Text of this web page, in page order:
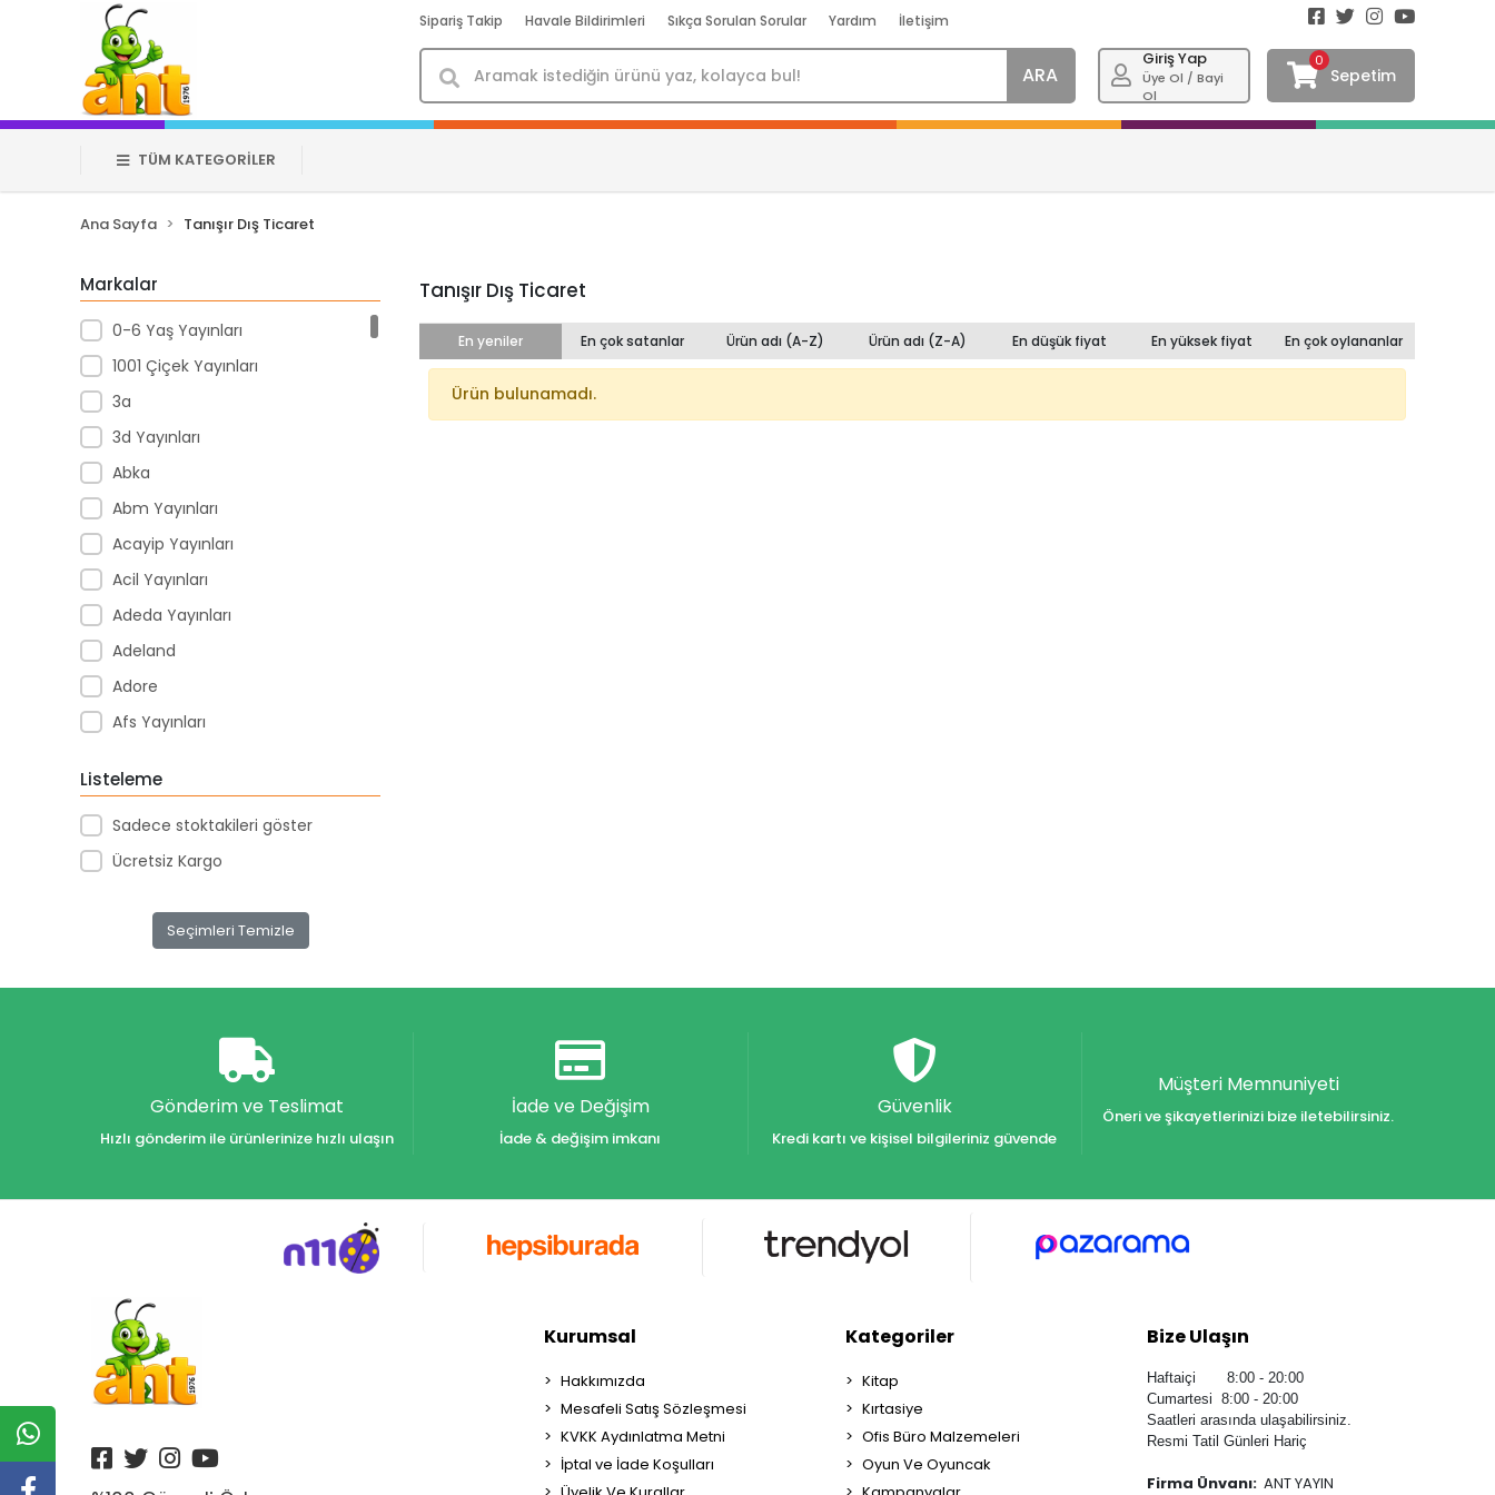
Sipariş Takip Havale Bildirimleri Sıkça Sorulan Sorular Yardım İletişim
ARA
Giriş Yap
Üye Ol / Bayi
Ol
0
Sepetim
TÜM KATEGORİLER
Ana Sayfa Tanışır Dış Ticaret
Markalar
0-6 Yaş Yayınları
1001 Çiçek Yayınları
3a
3d Yayınları
Abka
Abm Yayınları
Acayip Yayınları
Acil Yayınları
Adeda Yayınları
Adeland
Adore
Afs Yayınları
Agt
Aıhao
Akademi Denizi Yayınları
Akçağ Yayınları
Alfa Yayınları
Alfabe Yayınları
Altın Karma Yayınları
Altın Kitaplar Yayınevi
Altın Kitaplar Yayınları
Altınyıldız
Listeleme
Sadece stoktakileri göster
Ücretsiz Kargo
Seçimleri Temizle
Tanışır Dış Ticaret
En yeniler En çok satanlar Ürün adı (A-Z) Ürün adı (Z-A) En düşük fiyat En yüksek fiyat En çok oylananlar
Ürün bulunamadı.
Gönderim ve Teslimat
Hızlı gönderim ile ürünlerinize hızlı ulaşın
İade ve Değişim
İade & değişim imkanı
Güvenlik
Kredi kartı ve kişisel bilgileriniz güvende
Müşteri Memnuniyeti
Öneri ve şikayetlerinizi bize iletebilirsiniz.
Kurumsal
Hakkımızda
Mesafeli Satış Sözleşmesi
KVKK Aydınlatma Metni
İptal ve İade Koşulları
Kategoriler
Kitap
Kırtasiye
Ofis Büro Malzemeleri
Oyun Ve Oyuncak
Bize Ulaşın
Haftaiçi 8:00 - 20:00
Cumartesi 8:00 - 20:00
Saatleri arasında ulaşabilirsiniz.
Resmi Tatil Günleri Hariç
Firma Ünvanı: ANT YAYIN